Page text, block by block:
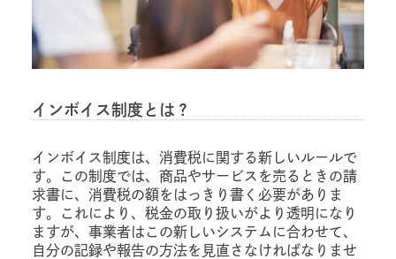
インボイス制度とは？
インボイス制度は、消費税に関する新しいルールで
す。この制度では、商品やサービスを売るときの請
求書に、消費税の額をはっきり書く必要がありま
す。これにより、税金の取り扱いがより透明になり
ますが、事業者はこの新しいシステムに合わせて、
自分の記録や報告の方法を見直さなければなりませ